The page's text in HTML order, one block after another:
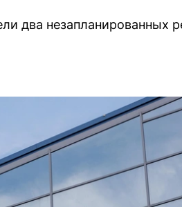
два незапланированных